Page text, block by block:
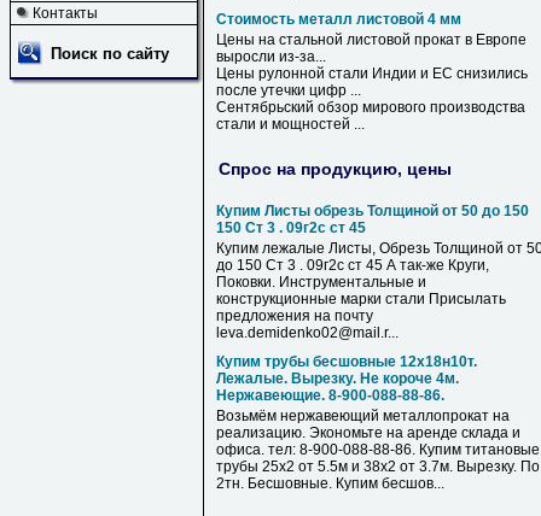
Контакты
Поиск по сайту
Стоимость металл листовой 4 мм
Цены на стальной листовой прокат в Европе
выросли из-за...
Цены рулонной стали Индии и ЕС снизились
после утечки цифр ...
Сентябрьский обзор мирового производства
стали и мощностей ...
Спрос на продукцию, цены
Купим Листы обрезь Толщиной от 50 до 150
150 Ст 3 . 09г2с ст 45
Купим лежалые Листы, Обрезь Толщиной от
до 150 Ст 3 . 09г2с ст 45 А так-же Круги,
Поковки. Инструментальные и
конструкционные марки стали Присылать
предложения на почту
leva.demidenko02@mail.r...
Купим трубы бесшовные 12х18н10т.
Лежалые. Вырезку. Не короче 4м.
Нержавеющие. 8-900-088-88-86.
Возьмём нержавеющий металлопрокат на
реализацию. Экономьте на аренде склада и
офиса. тел: 8-900-088-88-86. Купим титановые
трубы 25х2 от 5.5м и 38х2 от 3.7м. Вырезку. По
2тн. Бесшовные. Купим бесшов...